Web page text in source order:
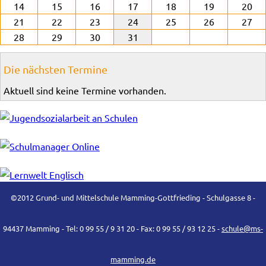
14
15 16 17 18 19
20
21
22 23 24 25 26
27
28
29 30 31
Die nächsten Termine
Aktuell sind keine Termine vorhanden.
©2012 Grund- und Mittelschule Mamming-Gottfrieding - Schulgasse 8 -
94437 Mamming - Tel: 0 99 55 / 9 31 20 - Fax: 0 99 55 / 93 12 25 -schule@ms-
mamming.de